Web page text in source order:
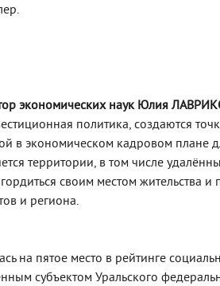
экономических наук Юлия
политика, создаются
в экономическом кадровом плане
территории, в том числе
своим местом жительства и
и региона.
на пятое место в рейтинге
субъектом Уральского